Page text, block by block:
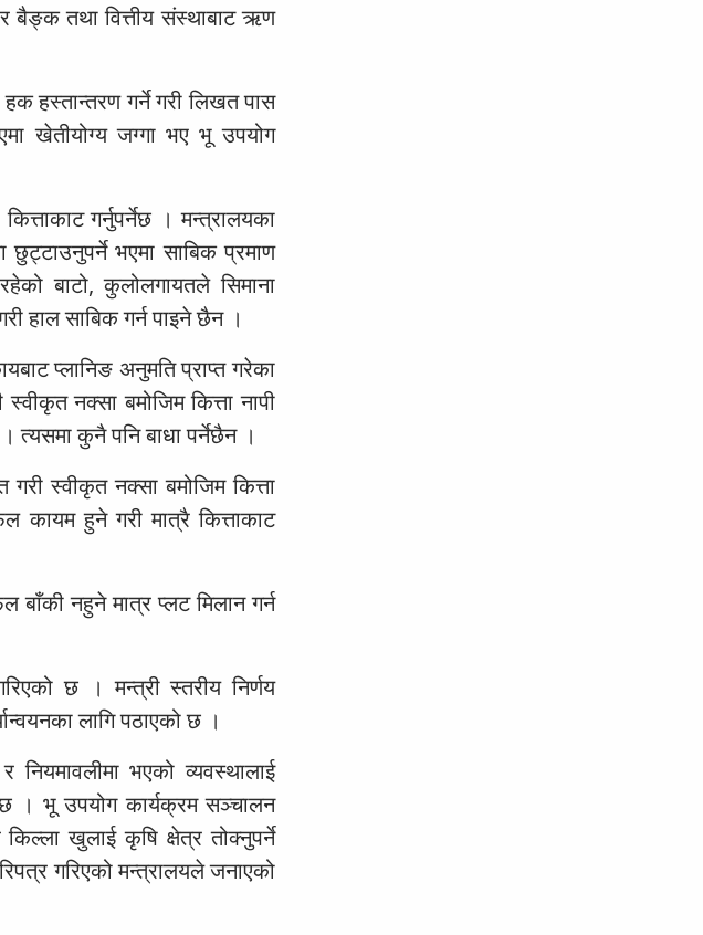
बैङ्क तथा वित्तीय संस्थाबाट ऋण
हस्तान्तरण गर्ने गरी लिखत पास
खेतीयोग्य जग्गा भए भू उपयोग
गर्नुपर्नेछ । मन्त्रालयका
छुट्टाउनुपर्ने भएमा साबिक प्रमाण
बाटो, कुलोलगायतले सिमाना
हाल साबिक गर्न पाइने छैन ।
प्लानिङ अनुमति प्राप्त गरेका
नक्सा बमोजिम कित्ता नापी
त्यसमा कुनै पनि बाधा पर्नेछैन ।
स्वीकृत नक्सा बमोजिम कित्ता
कायम हुने गरी मात्रै कित्ताकाट
बाँकी नहुने मात्र प्लट मिलान गर्न
छ । मन्त्री स्तरीय निर्णय
लागि पठाएको छ ।
भएको व्यवस्थालाई
। भू उपयोग कार्यक्रम सञ्चालन
खुलाई कृषि क्षेत्र तोक्नुपर्ने
गरिएको मन्त्रालयले जनाएको